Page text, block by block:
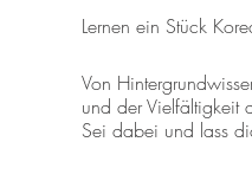
Lernen ein Stück
Von
und der Vielfältigkeit
Sei dabei und lass